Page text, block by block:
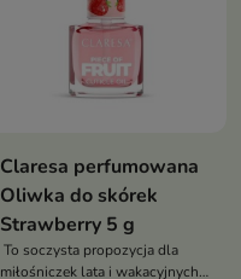
Claresa perfumowana
Oliwka do skórek
Strawberry 5 g
To soczysta propozycja dla
miłośniczek lata i wakacyjnych